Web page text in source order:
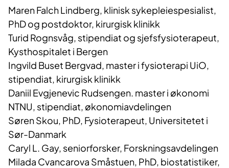
Maren Falch Lindberg, klinisk sykepleiespesialist,
PhD og postdoktor, kirurgisk klinikk
Turid Rognsvåg, stipendiat og sjefsfysioterapeut,
Kysthospitalet i Bergen
Ingvild Buset Bergvad, master i fysioterapi UiO,
stipendiat, kirurgisk klinikk
Daniil Evgjenevic Rudsengen. master i økonomi
NTNU, stipendiat, økonomiavdelingen
Søren Skou, PhD, Fysioterapeut, Universitetet i
Sør-Danmark
Caryl L. Gay, seniorforsker, Forskningsavdelingen
Milada Cvancarova Småstuen, PhD, biostatistiker,